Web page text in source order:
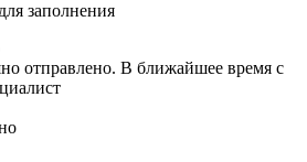
заполнения
отправлено. В ближайшее время с